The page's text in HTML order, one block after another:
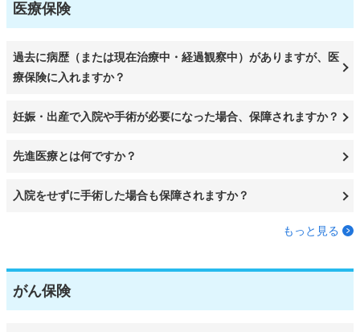
医療保険
過去に病歴（または現在治療中・経過観察中）がありますが、医
療保険に入れますか？
妊娠・出産で入院や手術が必要になった場合、保障されますか？
先進医療とは何ですか？
入院をせずに手術した場合も保障されますか？
もっと見る
がん保険